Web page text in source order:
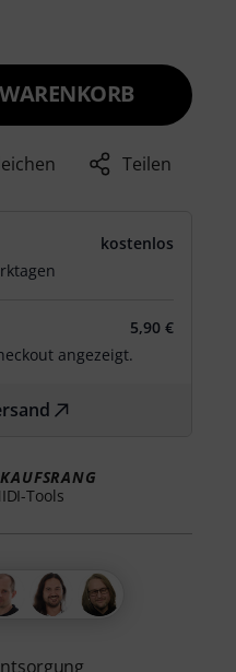
Teilen
kostenlos
5,90 €
angezeigt.
Tools